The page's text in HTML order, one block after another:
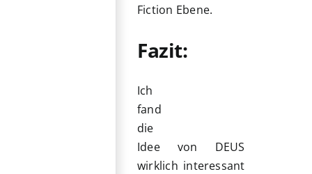
Fiction Ebene.
Fazit:
Ich
fand
die
Idee von DEUS
wirklich interessant